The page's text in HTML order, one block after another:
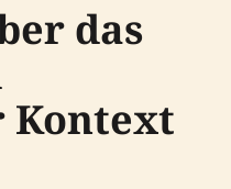
das
Kontext